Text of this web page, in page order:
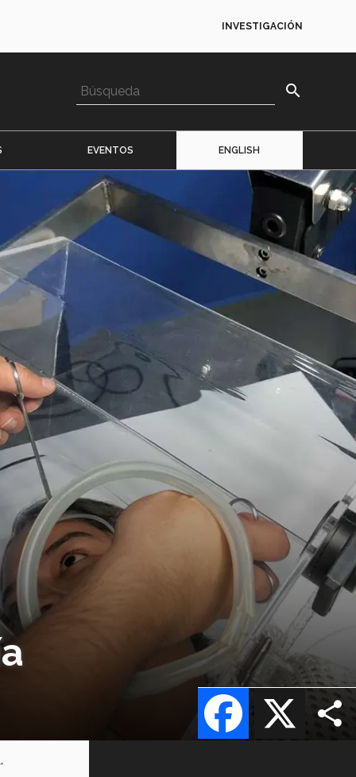
INVESTIGACIÓN
search
EVENTOS ENGLISH
X
Facebook